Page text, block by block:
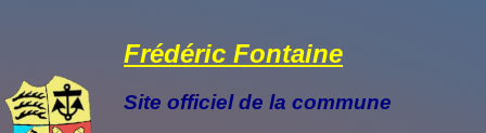
Frédéric Fontaine
Site officiel de la commune